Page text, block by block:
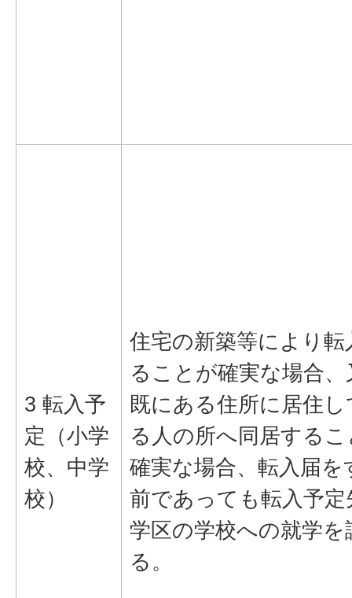
3 転入予
定（小学
校、中学
校）
住宅の新築等により転
ることが確実な場合、
既にある住所に居住し
る人の所へ同居する
確実な場合、転入届を
前であっても転入予定
学区の学校への就学を
る。